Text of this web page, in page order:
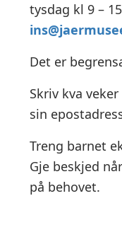
tysdag kl 9 –
Det er
Skriv kva
sin
Treng barnet
Gje beskjed
på behovet.